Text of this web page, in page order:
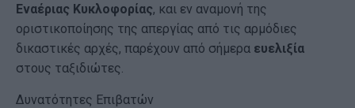
Εναέριας Κυκλοφορίας, και εν αναμονή της
οριστικοποίησης της απεργίας από τις αρμόδιες
δικαστικές αρχές, παρέχουν από σήμερα ευελιξία
στους ταξιδιώτες.
Δυνατότητες Επιβατών